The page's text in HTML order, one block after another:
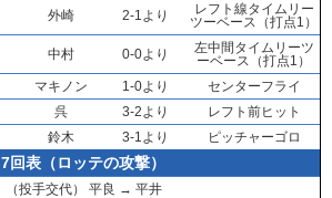
外崎 2-1より
レフト線タイムリー
ツーベース（打点1）
中村 0-0より
左中間タイムリーツ
ーベース（打点1）
マキノン 1-0より
センターフライ
呉 3-2より
レフト前ヒット
鈴木 3-1より ピッチャーゴロ
7回表（ロッテの攻撃）
（投手交代） 平良 → 平井